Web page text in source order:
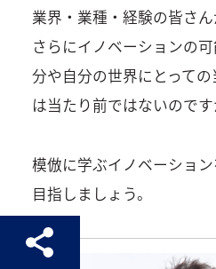
業界・業種・経験の皆さん
さらにイノベーションの
分や自分の世界にとって
は当たり前ではないのです
模倣に学ぶイノベーショ
目指しましょう。